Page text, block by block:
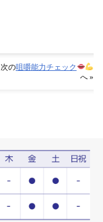
次の咀嚼能力チェック
へ »